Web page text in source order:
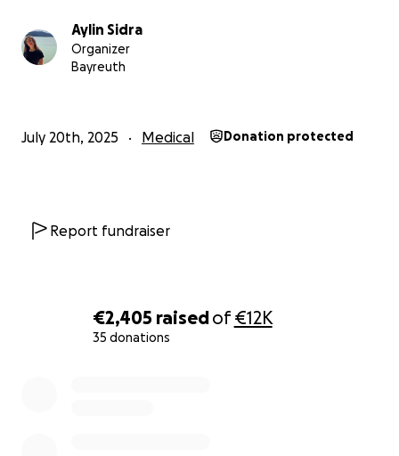
€2,405 raisedof€12K
35 donations
Aylin Sidra
Organizer
Bayreuth
July 20th, 2025 Medical Donation protected
Report fundraiser